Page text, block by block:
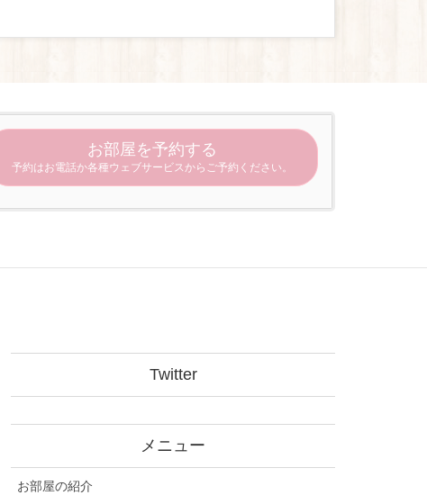
お部屋を予約する
予約はお電話か各種ウェブサービスからご予約ください。
Twitter
メニュー
お部屋の紹介